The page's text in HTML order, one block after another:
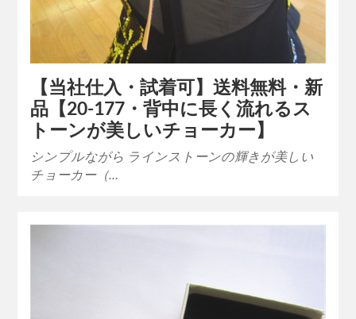
【当社仕入・試着可】送料無料・新
品【20-177・背中に長く流れるス
トーンが美しいチョーカー】
シンプルながら ラインストーンの輝きが美しい
チョーカー（…